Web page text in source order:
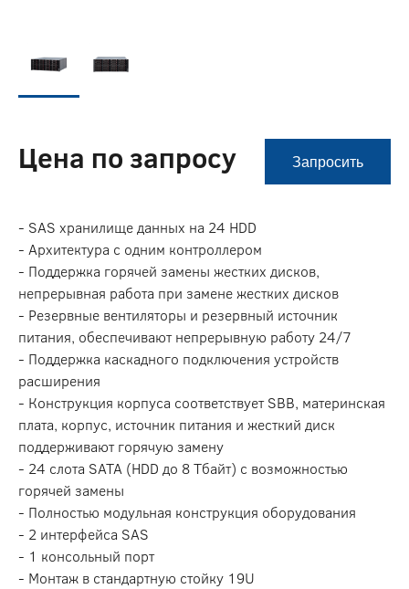
Цена по запросу Запросить
- SAS хранилище данных на 24 HDD
- Архитектура с одним контроллером
- Поддержка горячей замены жестких дисков,
непрерывная работа при замене жестких дисков
- Резервные вентиляторы и резервный источник
питания, обеспечивают непрерывную работу 24/7
- Поддержка каскадного подключения устройств
расширения
- Конструкция корпуса соответствует SBB, материнская
плата, корпус, источник питания и жесткий диск
поддерживают горячую замену
- 24 слота SATA (HDD до 8 Тбайт) с возможностью
горячей замены
- Полностью модульная конструкция оборудования
- 2 интерфейса SAS
- 1 консольный порт
- Монтаж в стандартную стойку 19U